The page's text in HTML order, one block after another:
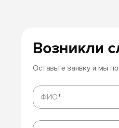
Возникли
Оставьте заявку и мы
ФИО*
ФИО*
Телефон*